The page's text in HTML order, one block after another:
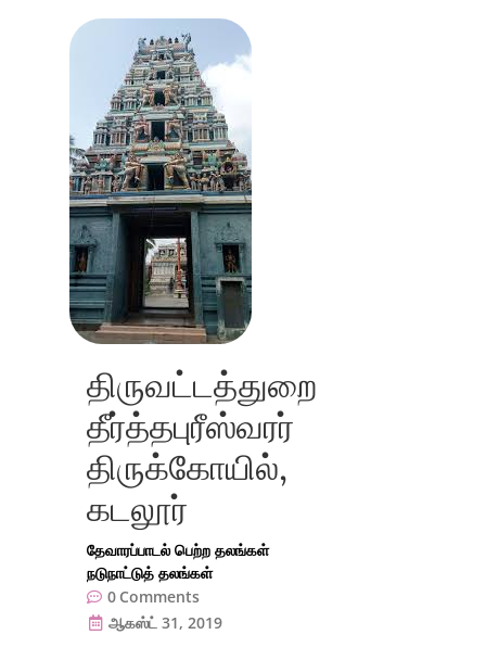
திருவட்டத்துறை
தீர்த்தபுரீஸ்வரர்
திருக்கோயில்,
கடலூர்
தேவாரப்பாடல் பெற்ற தலங்கள்
நடுநாட்டுத் தலங்கள்
0 Comments
ஆகஸ்ட் 31, 2019